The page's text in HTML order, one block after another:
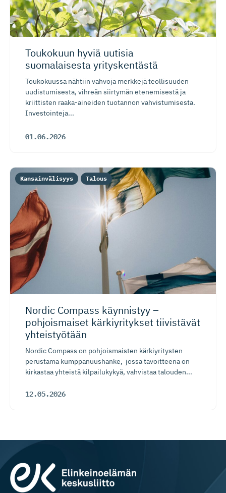
Toukokuun hyviä uutisia
suomalaisesta yrityskentästä
Toukokuussa nähtiin vahvoja merkkejä teollisuuden
uudistumisesta, vihreän siirtymän etenemisestä ja
kriittisten raaka-aineiden tuotannon vahvistumisesta.
Investointeja...
01.06.2026
Nordic Compass käynnistyy –
pohjoismaiset kärkiyritykset tiivistävät
yhteistyötään
Nordic Compass on pohjoismaisten kärkiyritysten
perustama kumppanuushanke, jossa tavoitteena on
kirkastaa yhteistä kilpailukykyä, vahvistaa talouden...
12.05.2026
Kansainvälisyys Talous